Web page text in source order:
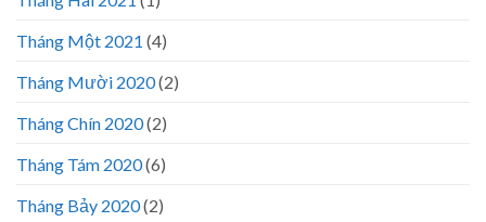
Tháng Một 2021 (4)
Tháng Mười 2020(2)
Tháng Chín 2020(2)
Tháng Tám 2020(6)
Tháng Bảy 2020(2)